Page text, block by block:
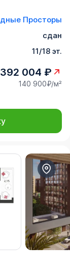
Просторы
сдан
11/18 эт.
004 ₽
140 900₽/м²